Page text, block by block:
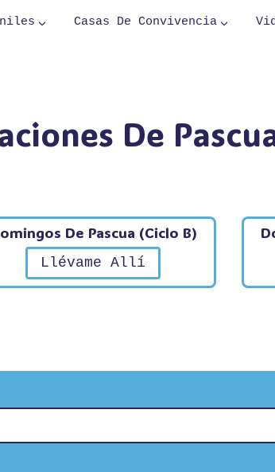
Casas De Convivencia
De
De Pascua (Ciclo B)
Llévame Allí